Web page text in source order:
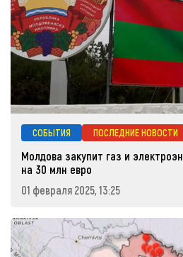
СОБЫТИЯ ПОСЛЕДНИЕ НОВОСТИ
Молдова закупит газ и
на 30 млн евро
01 февраля 2025, 13:25